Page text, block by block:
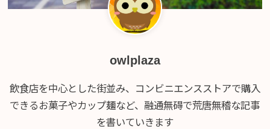
owlplaza
飲食店を中心とした街並み、コンビニエンスストアで購入
できるお菓子やカップ麺など、融通無碍で荒唐無稽な記事
を書いていきます